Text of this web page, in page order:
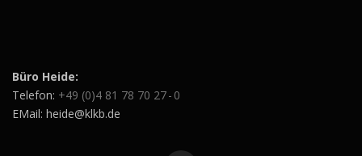
Büro Heide:
Telefon: +49 (0)4 81 78 70 27 - 0
EMail: heide@klkb.de